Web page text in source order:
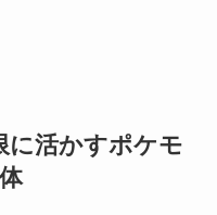
に活かすポケモ